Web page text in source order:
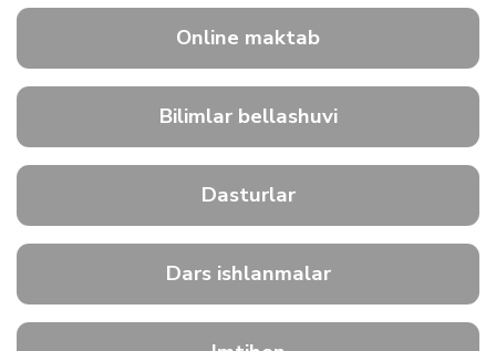
Online maktab
Bilimlar bellashuvi
Dasturlar
Dars ishlanmalar